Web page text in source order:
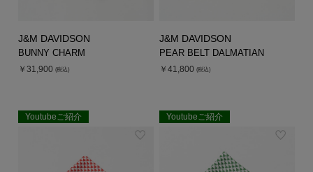
J&M DAVIDSON
BUNNY CHARM
￥31,900 (税込)
J&M DAVIDSON
PEAR BELT DALMATIAN
￥41,800 (税込)
Youtubeご紹介
Youtubeご紹介